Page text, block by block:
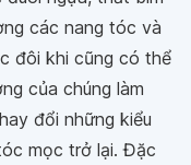
các nang tóc và
đôi khi cũng có thể
của chúng làm
đổi những kiểu
mọc trở lại. Đặc